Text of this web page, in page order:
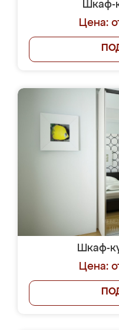
Шкаф-
Цена:
Шкаф-
Цена: